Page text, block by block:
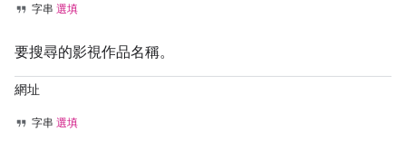
字串 選填
要搜尋的影視作品名稱。
網址
字串 選填